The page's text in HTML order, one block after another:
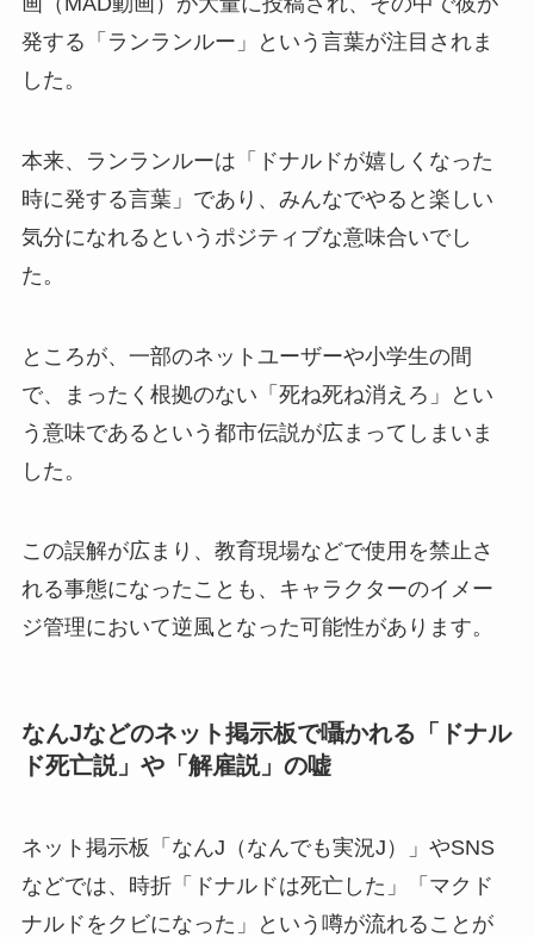
発する「ランランルー」という言葉が注目されま
した。
本来、ランランルーは「ドナルドが嬉しくなった
時に発する言葉」であり、みんなでやると楽しい
気分になれるというポジティブな意味合いでし
た。
ところが、一部のネットユーザーや小学生の間
で、まったく根拠のない「死ね死ね消えろ」とい
う意味であるという都市伝説が広まってしまいま
した。
この誤解が広まり、教育現場などで使用を禁止さ
れる事態になったことも、キャラクターのイメー
ジ管理において逆風となった可能性があります。
なんJなどのネット掲示板で囁かれる「ドナル
ド死亡説」や「解雇説」の嘘
ネット掲示板「なんJ（なんでも実況J）」やSNS
などでは、時折「ドナルドは死亡した」「マクド
ナルドをクビになった」という噂が流れることが